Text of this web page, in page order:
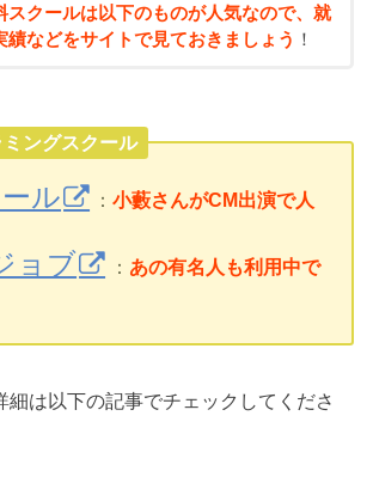
スクールは以下のものが人気なので、就
績などをサイトで見ておきましょう ！
ングスクール
ル ：小藪さんがCM出演で人
ョブ ： あの有名人も利用中で
細は以下の記事でチェックしてくださ